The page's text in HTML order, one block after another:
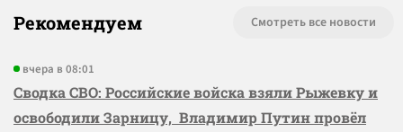
Рекомендуем Смотреть все новости
вчера в 08:01
Сводка СВО: Российские войска взяли Рыжевку и
освободили Зарницу, Владимир Путин провёл